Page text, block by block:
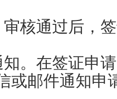
核通过后，
。在签证申
或邮件通知申